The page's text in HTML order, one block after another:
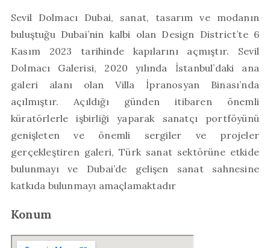
Sevil Dolmacı Dubai, sanat, tasarım ve modanın
buluştuğu Dubai’nin kalbi olan Design District’te 6
Kasım 2023 tarihinde kapılarını açmıştır. Sevil
Dolmacı Galerisi, 2020 yılında İstanbul’daki ana
galeri alanı olan Villa İpranosyan Binası’nda
açılmıştır. Açıldığı günden itibaren önemli
küratörlerle işbirliği yaparak sanatçı portföyünü
genişleten ve önemli sergiler ve projeler
gerçekleştiren galeri, Türk sanat sektörüne etkide
bulunmayı ve Dubai’de gelişen sanat sahnesine
katkıda bulunmayı amaçlamaktadır
Konum